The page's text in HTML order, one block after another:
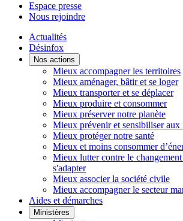
Espace presse
Nous rejoindre
Actualités
Désinfox
Nos actions
Mieux accompagner les territoires
Mieux aménager, bâtir et se loger
Mieux transporter et se déplacer
Mieux produire et consommer
Mieux préserver notre planète
Mieux prévenir et sensibiliser aux
Mieux protéger notre santé
Mieux et moins consommer
Mieux lutter contre le
s'adapter
Mieux associer la société civile
Mieux accompagner le secteur
Aides et démarches
Ministères